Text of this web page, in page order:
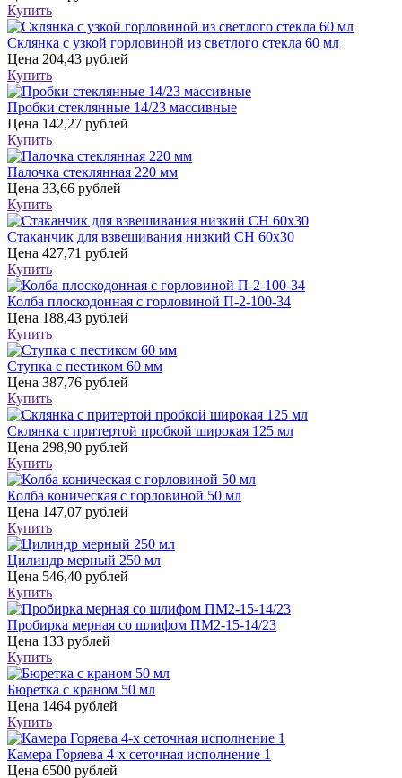
Купить
Склянка с узкой горловиной из светлого стекла 60 мл
Цена 204,43 рублей
Купить
Пробки стеклянные 14/23 массивные
Цена 142,27 рублей
Купить
Палочка стеклянная 220 мм
Цена 33,66 рублей
Купить
Стаканчик для взвешивания низкий СН 60х30
Цена 427,71 рублей
Купить
Колба плоскодонная с горловиной П-2-100-34
Цена 188,43 рублей
Купить
Ступка с пестиком 60 мм
Цена 387,76 рублей
Купить
Склянка с притертой пробкой широкая 125 мл
Цена 298,90 рублей
Купить
Колба коническая с горловиной 50 мл
Цена 147,07 рублей
Купить
Цилиндр мерный 250 мл
Цена 546,40 рублей
Купить
Пробирка мерная со шлифом ПМ2-15-14/23
Цена 133 рублей
Купить
Бюретка с краном 50 мл
Цена 1464 рублей
Купить
Камера Горяева 4-х сеточная исполнение 1
Цена 6500 рублей